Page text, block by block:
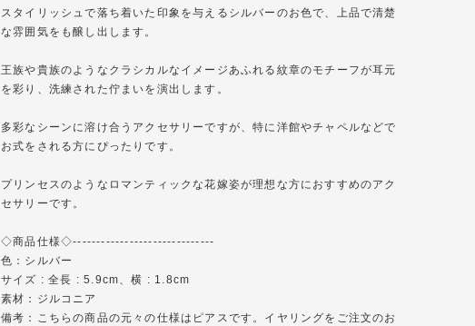
スタイリッシュで落ち着いた印象を与えるシルバーのお色で、上品で清楚
な雰囲気をも醸し出します。
王族や貴族のようなクラシカルなイメージあふれる紋章のモチーフが耳元
を彩り、洗練された佇まいを演出します。
多彩なシーンに溶け合うアクセサリーですが、特に洋館やチャペルなどで
お式をされる方にぴったりです。
プリンセスのようなロマンティックな花嫁姿が理想な方におすすめのアク
セサリーです。
◇商品仕様◇------------------------------
色：シルバー
サイズ : 全長 : 5.9cm、横 : 1.8cm
素材：ジルコニア
備考：こちらの商品の元々の仕様はピアスです。イヤリングをご注文のお